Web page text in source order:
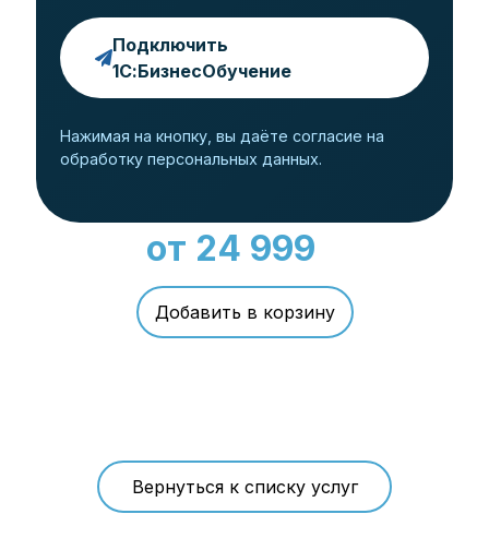
Подключить
1С:БизнесОбучение
Нажимая на кнопку, вы даёте согласие на
обработку персональных данных.
от 24 999
Вернуться к списку услуг